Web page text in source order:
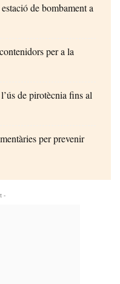
de bombament a
per a la
de pirotècnia fins al
per prevenir
-